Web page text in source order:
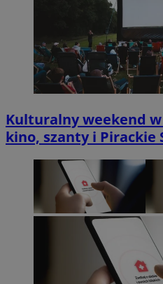
Kulturalny weekend
kino, szanty i Pirackie